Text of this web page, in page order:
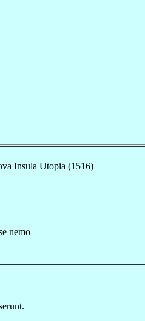
Insula Utopia (1516)
nemo